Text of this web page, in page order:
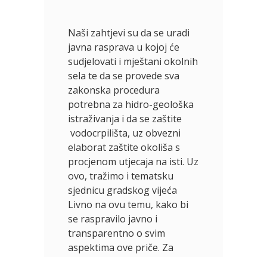
Naši zahtjevi su da se uradi
javna rasprava u kojoj će
sudjelovati i mještani okolnih
sela te da se provede sva
zakonska procedura
potrebna za hidro-geološka
istraživanja i da se zaštite
vodocrpilišta, uz obvezni
elaborat zaštite okoliša s
procjenom utjecaja na isti. Uz
ovo, tražimo i tematsku
sjednicu gradskog vijeća
Livno na ovu temu, kako bi
se raspravilo javno i
transparentno o svim
aspektima ove priče. Za